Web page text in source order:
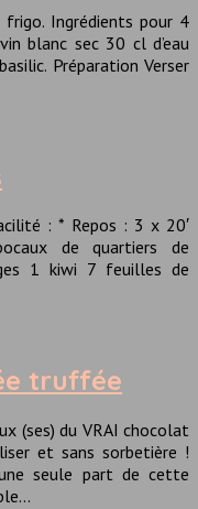
frigo. Ingrédients pour 4
blanc sec 30 cl d’eau
Préparation Verser
: * Repos : 3 x 20′
de quartiers de
1 kiwi 7 feuilles de
truffée
(ses) du VRAI chocolat
et sans sorbetière !
seule part de cette